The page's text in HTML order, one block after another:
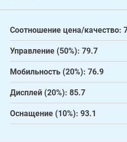
Соотношение цена/качество:
Управление (50%): 79.7
Мобильность (20%): 76.9
Дисплей (20%): 85.7
Оснащение (10%): 93.1